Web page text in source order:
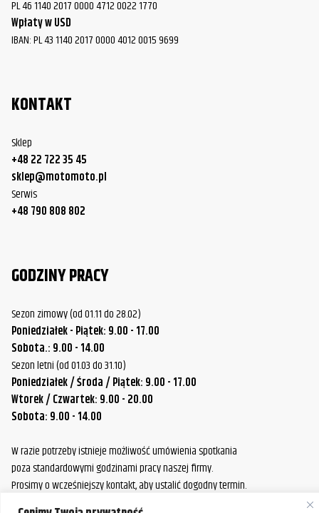
PL 46 1140 2017 0000 4712 0022 1770
Wpłaty w USD
IBAN: PL 43 1140 2017 0000 4012 0015 9699
KONTAKT
Sklep
+48 22 722 35 45
sklep@motomoto.pl
Serwis
+48 790 808 802
GODZINY PRACY
Sezon zimowy (od 01.11 do 28.02)
Poniedziałek - Piątek: 9.00 - 17.00
Sobota.: 9.00 - 14.00
Sezon letni (od 01.03 do 31.10)
Poniedziałek / Środa / Piątek: 9.00 - 17.00
Wtorek / Czwartek: 9.00 - 20.00
Sobota: 9.00 - 14.00
W razie potrzeby istnieje możliwość umówienia spotkania
poza standardowymi godzinami pracy naszej firmy.
Prosimy o wcześniejszy kontakt, aby ustalić dogodny termin.